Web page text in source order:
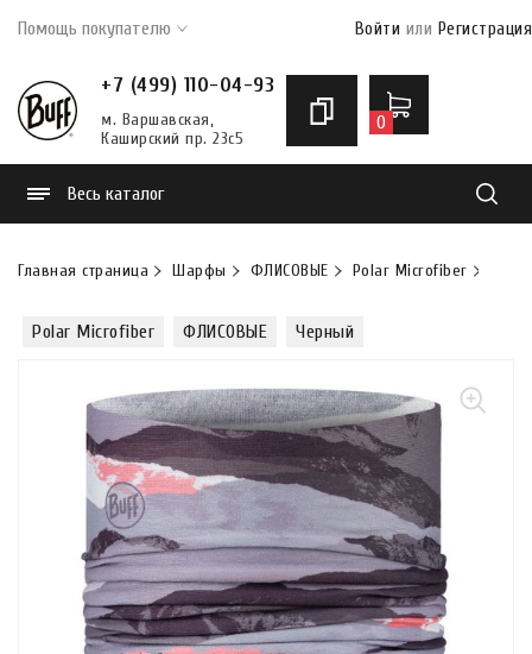
Помощь покупателю Войти или Регистрация
+7 (499) 110-04-93
м. Варшавская,
Каширский пр. 23с5
0
Весь каталог
Главная страница Шарфы ФЛИСОВЫЕ Polar Microfiber
Polar Microfiber ФЛИСОВЫЕ Черный